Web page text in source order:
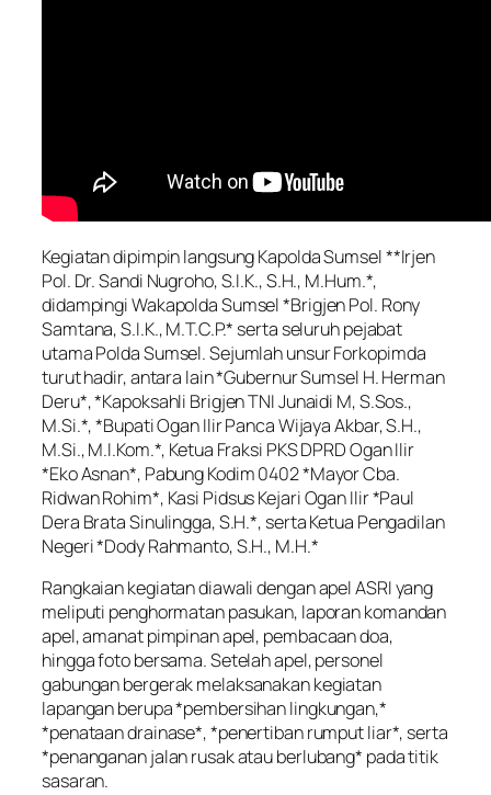
Kegiatan dipimpin langsung Kapolda Sumsel **Irjen
Pol. Dr. Sandi Nugroho, S.I.K., S.H., M.Hum.*,
didampingi Wakapolda Sumsel *Brigjen Pol. Rony
Samtana, S.I.K., M.T.C.P.* serta seluruh pejabat
utama Polda Sumsel. Sejumlah unsur Forkopimda
turut hadir, antara lain *Gubernur Sumsel H. Herman
Deru*, *Kapoksahli Brigjen TNI Junaidi M, S.Sos.,
M.Si.*, *Bupati Ogan Ilir Panca Wijaya Akbar, S.H.,
M.Si., M.I.Kom.*, Ketua Fraksi PKS DPRD Ogan Ilir
*Eko Asnan*, Pabung Kodim 0402 *Mayor Cba.
Ridwan Rohim*, Kasi Pidsus Kejari Ogan Ilir *Paul
Dera Brata Sinulingga, S.H.*, serta Ketua Pengadilan
Negeri *Dody Rahmanto, S.H., M.H.*
Rangkaian kegiatan diawali dengan apel ASRI yang
meliputi penghormatan pasukan, laporan komandan
apel, amanat pimpinan apel, pembacaan doa,
hingga foto bersama. Setelah apel, personel
gabungan bergerak melaksanakan kegiatan
lapangan berupa *pembersihan lingkungan,*
*penataan drainase*, *penertiban rumput liar*, serta
*penanganan jalan rusak atau berlubang* pada titik
sasaran.